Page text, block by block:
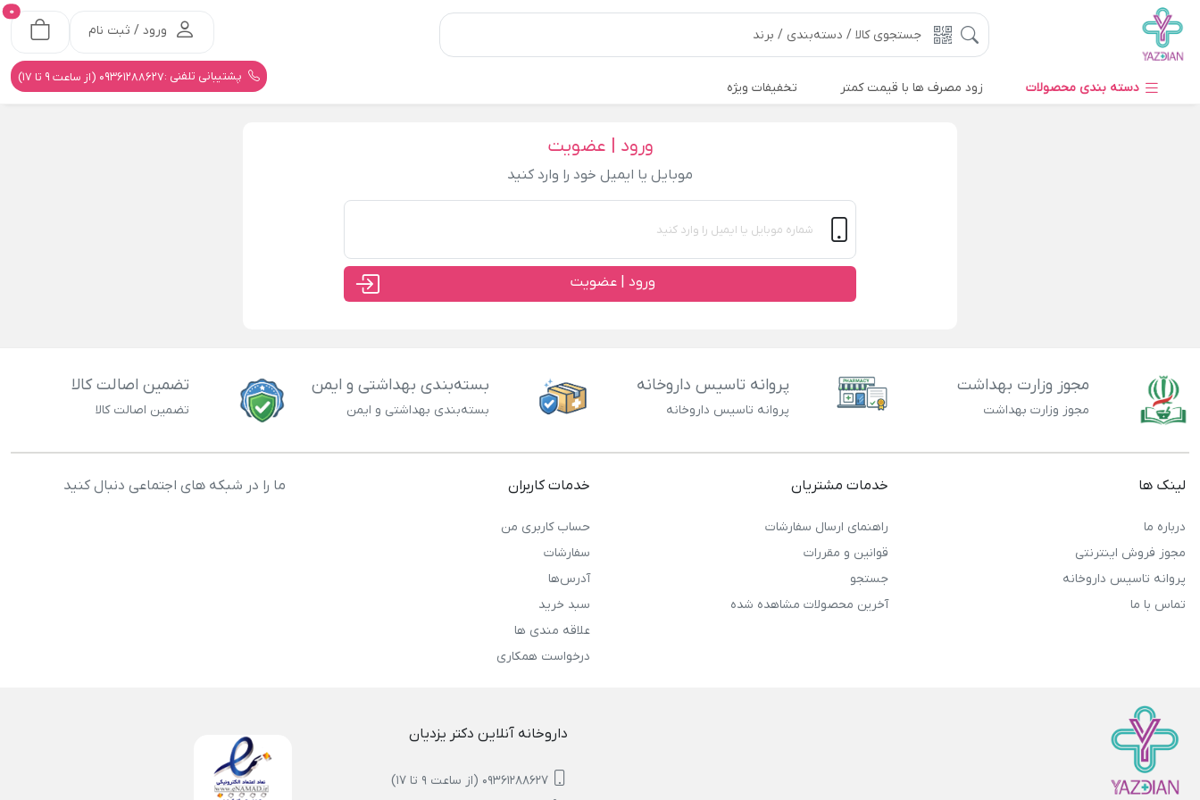
ورود / ثبت نام
0
پشتیبانی تلفنی :09361288627 (از ساعت 9 تا 17)
دسته بندی محصولات زود مصرف ها با قیمت کمتر تخفیفات ویژه
ورود | عضویت
موبایل یا ایمیل خود را وارد کنید
ورود | عضویت
مجوز وزارت بهداشت
مجوز وزارت بهداشت
پروانه تاسیس داروخانه
پروانه تاسیس داروخانه
بسته‌بندی بهداشتی و ایمن
بسته‌بندی بهداشتی و ایمن
تضمین اصالت کالا
تضمین اصالت کالا
لینک ها
درباره ما
مجوز فروش اینترنتی
پروانه تاسیس داروخانه
تماس با ما
خدمات مشتریان
راهنمای ارسال سفارشات
قوانین و مقررات
جستجو
آخرین محصولات مشاهده شده
خدمات کاربران
حساب کاربری من
سفارشات
آدرس‌ها
سبد خرید
علاقه مندی ها
درخواست همکاری
ما را در شبکه های اجتماعی دنبال کنید
داروخانه آنلاین دکتر یزدیان
09361288627 (از ساعت 9 تا 17)